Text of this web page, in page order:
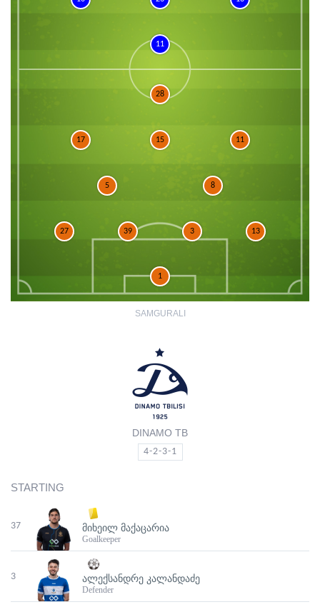
DINAMO TB
4-2-3-1
STARTING
37 ᲛᲘᲮᲔᲘᲚ ᲛᲐᲥᲐᲪᲐᲠᲘᲐ
Goalkeeper
3 ᲐᲚᲔᲥᲡᲐᲜᲓᲠᲔ ᲙᲐᲚᲐᲜᲓᲐᲫᲔ
Defender
11
1
13
3
39
27
8
5
11
15
17
28
SAMGURALI